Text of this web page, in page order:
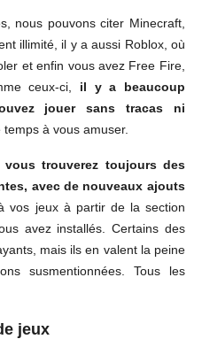
nous pouvons citer Minecraft,
illimité, il y a aussi Roblox, où
et enfin vous avez Free Fire,
ceux-ci, il y a beaucoup
jouer sans tracas ni
temps à vous amuser.
vous trouverez toujours des
avec de nouveaux ajouts
vos jeux à partir de la section
avez installés. Certains des
mais ils en valent la peine
susmentionnées. Tous les
jeux